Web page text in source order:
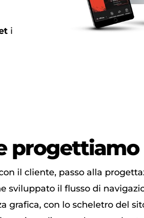
i
il cliente, passo alla
sviluppato il flusso di
grafica, con lo scheletro del